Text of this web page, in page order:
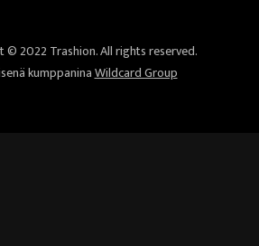
© 2022 Trashion. All rights reserved.
kumppaninaWildcard Group